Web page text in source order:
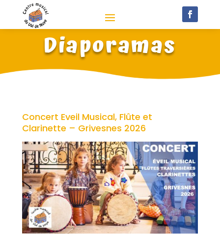
Diaporamas
Concert Eveil Musical, Flûte et
Clarinette – Grivesnes 2026